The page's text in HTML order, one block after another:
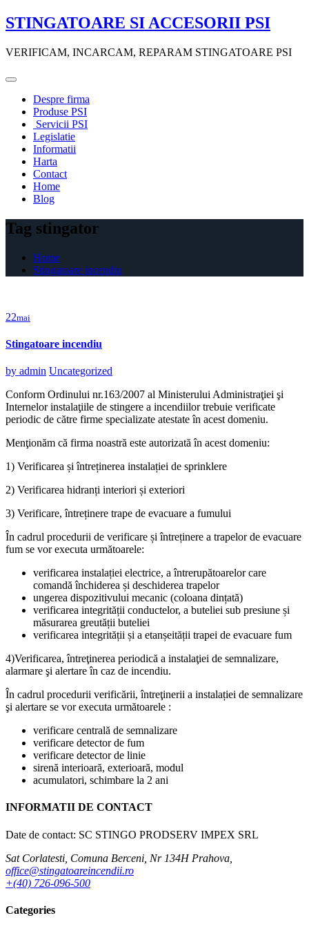
Skip
to
STINGATOARE SI ACCESORII PSI
VERIFICAM, INCARCAM, REPARAM STINGATOARE PSI
Despre firma
Produse PSI
Servicii PSI
Legislatie
Informatii
Harta
Contact
Home
Blog
Tag stingator
Home
Stingatoare incendiu
22mai
Stingatoare incendiu
by admin Uncategorized
Conform Ordinului nr.163/2007 al Ministerului Administraţiei şi
Internelor instalaţiile de stingere a incendiilor trebuie verificate
periodic de către firme specializate atestate în acest domeniu.
Menţionăm că firma noastră este autorizată în acest domeniu:
1) Verificarea și întreținerea instalației de sprinklere
2) Verificarea hidranți interiori și exteriori
3) Verificare, întreținere trape de evacuare a fumului
În cadrul procedurii de verificare și întreținere a trapelor de evacuare
fum se vor executa următoarele:
verificarea instalației electrice, a întrerupătoarelor care
comandă închiderea și deschiderea trapelor
ungerea dispozitivului mecanic (coloana dințată)
verificarea integrității conductelor, a buteliei sub presiune și
măsurarea greutății buteliei
verificarea integrității și a etanșeității trapei de evacuare fum
4)Verificarea, întreţinerea periodică a instalaţiei de semnalizare,
alarmare şi alertare în caz de incendiu.
În cadrul procedurii verificării, întreţinerii a instalației de semnalizare
şi alertare se vor executa următoarele :
verificare centrală de semnalizare
verificare detector de fum
verificare detector de linie
sirenă interioară, exterioară, modul
acumulatori, schimbare la 2 ani
INFORMATII DE CONTACT
Date de contact: SC STINGO PRODSERV IMPEX SRL
Sat Corlatesti, Comuna Berceni, Nr 134H Prahova,
office@stingatoareincendii.ro
+(40) 726-096-500
Categories